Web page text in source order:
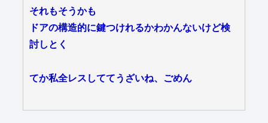
それもそうかも
ドアの構造的に鍵つけれるかわかんないけど検
討しとく
てか私全レスしててうざいね、ごめん